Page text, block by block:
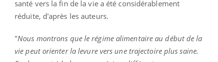
santé vers la fin de la vie a été considérablement
réduite, d'après les auteurs.
"Nous montrons que le régime alimentaire au début de la
vie peut orienter la levure vers une trajectoire plus saine.